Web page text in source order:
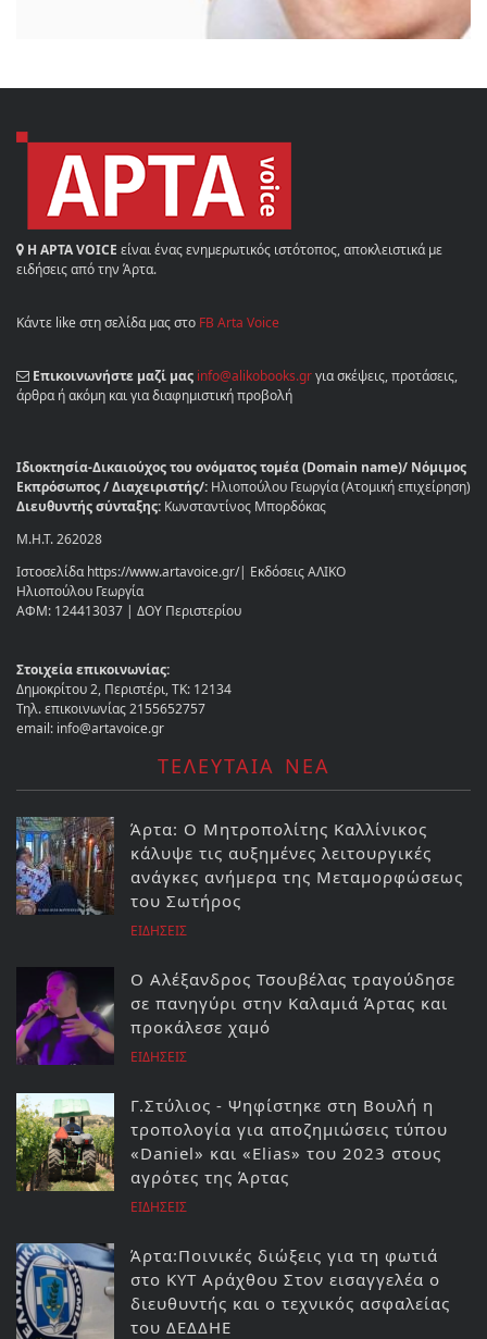
Η ΑΡΤΑ VOICE είναι ένας ενημερωτικός ιστότοπος, αποκλειστικά με
ειδήσεις από την Άρτα.
Κάντε like στη σελίδα μας στο FB Arta Voice
Επικοινωνήστε μαζί μας info@alikobooks.grγια σκέψεις, προτάσεις,
άρθρα ή ακόμη και για διαφημιστική προβολή
Ιδιοκτησία-Δικαιούχος του ονόματος τομέα (Domain name)/ Νόμιμος
Εκπρόσωπος / Διαχειριστής/: Ηλιοπούλου Γεωργία (Ατομική επιχείρηση)
Διευθυντής σύνταξης: Κωνσταντίνος Μπορδόκας
Μ.Η.Τ. 262028
Ιστοσελίδα https://www.artavoice.gr/| Εκδόσεις ΑΛΙΚΟ
Ηλιοπούλου Γεωργία
ΑΦΜ: 124413037 | ΔΟΥ Περιστερίου
Στοιχεία επικοινωνίας:
Δημοκρίτου 2, Περιστέρι, ΤΚ: 12134
Τηλ. επικοινωνίας 2155652757
email: info@artavoice.gr
ΤΕΛΕΥΤΑΙΑ ΝΕΑ
Άρτα: Ο Μητροπολίτης Καλλίνικος
κάλυψε τις αυξημένες λειτουργικές
ανάγκες ανήμερα της Μεταμορφώσεως
του Σωτήρος
ΕΙΔΗΣΕΙΣ
Ο Αλέξανδρος Τσουβέλας τραγούδησε
σε πανηγύρι στην Καλαμιά Άρτας και
προκάλεσε χαμό
ΕΙΔΗΣΕΙΣ
Γ.Στύλιος - Ψηφίστηκε στη Βουλή η
τροπολογία για αποζημιώσεις τύπου
«Daniel» και «Elias» του 2023 στους
αγρότες της Άρτας
ΕΙΔΗΣΕΙΣ
Άρτα:Ποινικές διώξεις για τη φωτιά
στο ΚΥΤ Αράχθου Στον εισαγγελέα ο
διευθυντής και ο τεχνικός ασφαλείας
του ΔΕΔΔΗΕ